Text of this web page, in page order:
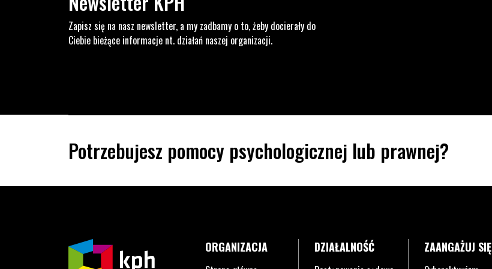
Zapisz się na nasz newsletter, a my zadbamy o to, żeby docierały do
Ciebie bieżące informacje nt. działań naszej organizacji.
Potrzebujesz pomocy psychologicznej lub prawnej?
ORGANIZACJA DZIAŁALNOŚĆ ZAANGAŻUJ SIĘ